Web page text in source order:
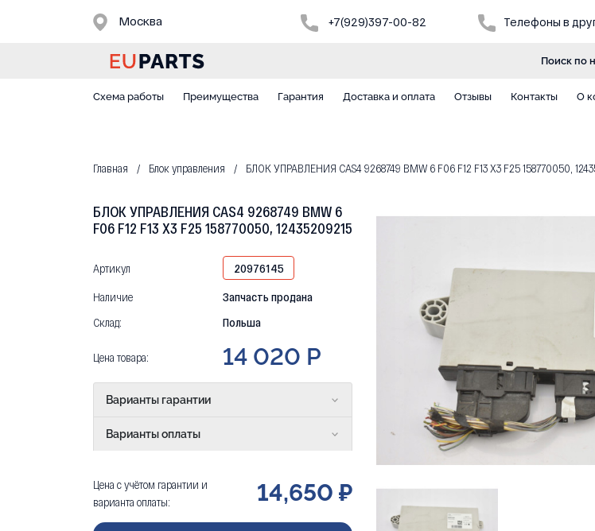
Москва +7(929)397-00-82 Телефоны в
Поиск по
Схема работы Преимущества Гарантия Доставка и оплата Отзывы Контакты О
Главная Блок управления БЛОК УПРАВЛЕНИЯ CAS4 9268749 BMW 6 F06 F12 F13 X3 F25 158770050,
БЛОК УПРАВЛЕНИЯ CAS4 9268749 BMW 6
F06 F12 F13 X3 F25 158770050, 12435209215
Артикул
20976145
Наличие
Запчасть продана
Склад:
Польша
Цена товара: 14 020 Р
Варианты гарантии
Варианты оплаты
Цена с учётом гарантии и
варианта оплаты:
14,650 ₽